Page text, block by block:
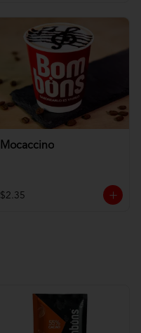
Mocaccino
$2.35